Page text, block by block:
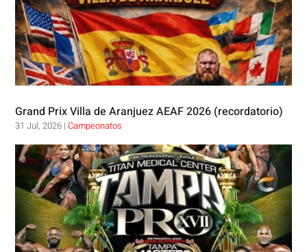
Grand Prix Villa de Aranjuez AEAF 2026 (recordatorio)
31 Jul, 2026 |Campeonatos